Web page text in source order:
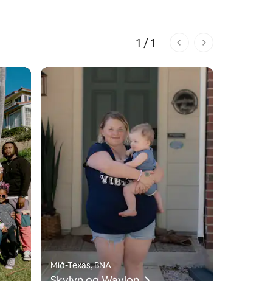
1 af 1 síðum
1 / 1
Mið-Texas, BNA